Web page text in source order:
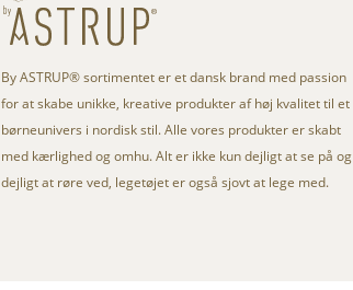
By ASTRUP® sortimentet er et dansk brand med passion
for at skabe unikke, kreative produkter af høj kvalitet til et
børneunivers i nordisk stil. Alle vores produkter er skabt
med kærlighed og omhu. Alt er ikke kun dejligt at se på og
dejligt at røre ved, legetøjet er også sjovt at lege med.